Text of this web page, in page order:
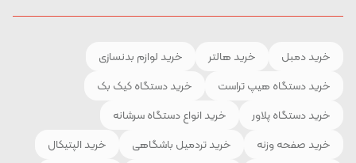
خرید دمبل خرید هالتر
خرید لوازم بدنسازی
خرید دستگاه هیپ تراست
خرید دستگاه کیک بک
خرید دستگاه پلاور
خرید انواع دستگاه سرشانه
خرید صفحه وزنه
خرید تردمیل باشگاهی خرید الپتیکال